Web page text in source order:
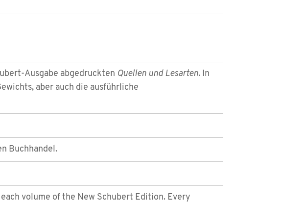
Ausgabe abgedruckten Quellen und Lesarten. In
aber auch die ausführliche
Buchhandel.
volume of the New Schubert Edition. Every